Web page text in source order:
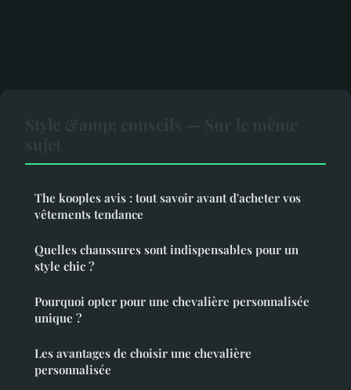
The kooples avis : tout savoir avant d'acheter vos
vêtements tendance
Quelles chaussures sont indispensables pour un
style chic ?
Pourquoi opter pour une chevalière personnalisée
unique ?
Les avantages de choisir une chevalière
personnalisée